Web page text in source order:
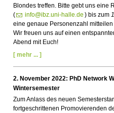
Blondes treffen. Bitte gebt uns eine
(
info@ibz.uni-halle.de ) bis zum
eine genaue Personenzahl
Wir freuen uns auf einen
Abend mit Euch!
[ mehr ... ]
2. November 2022: PhD Network
Wintersemester
Zum Anlass des neuen
fortgeschrittenen Promovierenden